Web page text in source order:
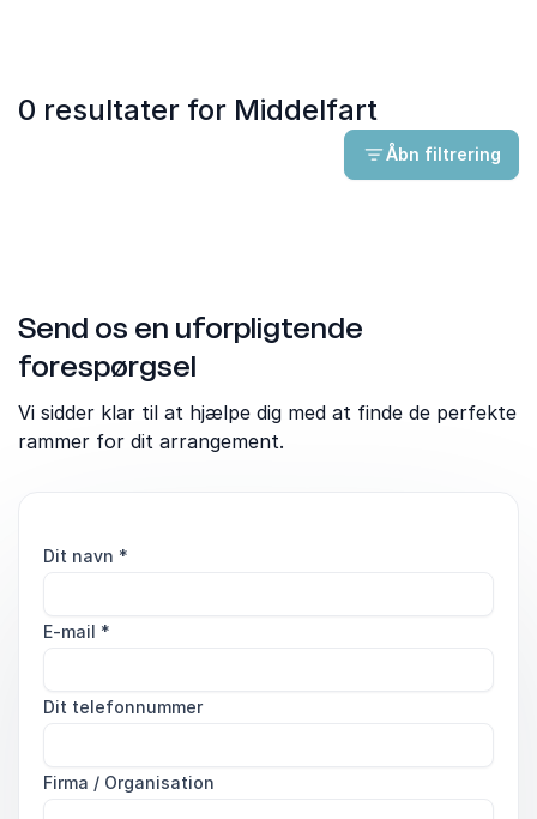
0 resultater for Middelfart
Åbn filtrering
Send os en uforpligtende
forespørgsel
Vi sidder klar til at hjælpe dig med at finde de perfekte
rammer for dit arrangement.
Dit navn *
E-mail *
Dit telefonnummer
Firma / Organisation